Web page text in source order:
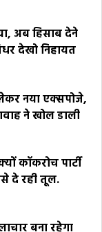
अब हिसाब देने
देखो निहायत
नया एक्सपोजे,
ने खोल डाली
कॉकरोच पार्टी
दे रही तूल.
बना रहेगा